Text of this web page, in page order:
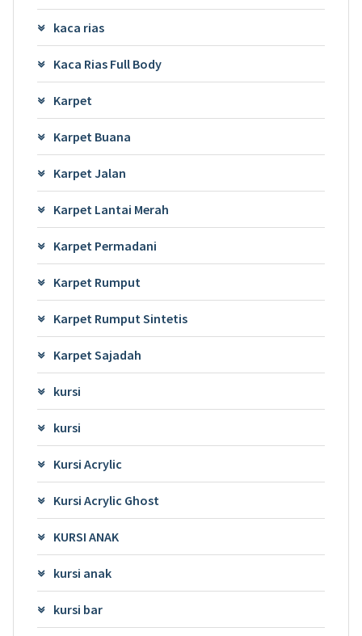
kaca rias
Kaca Rias Full Body
Karpet
Karpet Buana
Karpet Jalan
Karpet Lantai Merah
Karpet Permadani
Karpet Rumput
Karpet Rumput Sintetis
Karpet Sajadah
kursi
kursi
Kursi Acrylic
Kursi Acrylic Ghost
KURSI ANAK
kursi anak
kursi bar